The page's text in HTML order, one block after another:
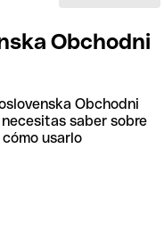
Obchodni
Obchodni
saber sobre
usarlo